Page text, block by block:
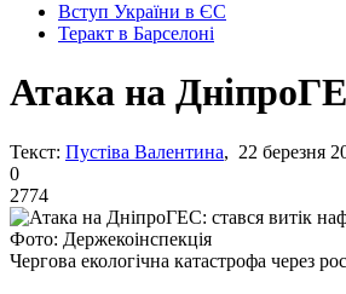
Вступ України в ЄС
Теракт в Барселоні
Атака на
Текст: Пустіва Валентина, 22 березня
0
2774
Фото: Держекоінспекція
Чергова екологічна катастрофа через